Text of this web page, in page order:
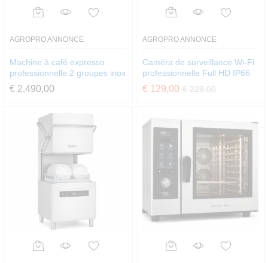
AGROPRO ANNONCE
Machine à café expresso
professionnelle 2 groupes inox
€ 2.490,00
AGROPRO ANNONCE
Caméra de surveillance Wi-Fi
professionnelle Full HD IP66
€129,00 €229,00